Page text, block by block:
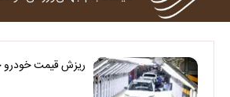
ریزش قیمت خودرو